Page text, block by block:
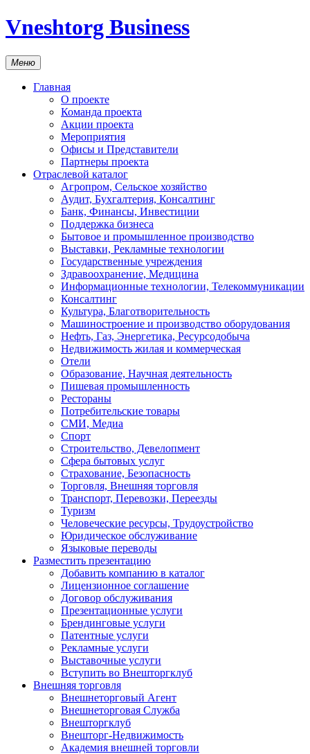
Vneshtorg Business
Меню
Главная
О проекте
Команда проекта
Акции проекта
Мероприятия
Офисы и Представители
Партнеры проекта
Отраслевой каталог
Агропром, Сельское хозяйство
Аудит, Бухгалтерия, Консалтинг
Банк, Финансы, Инвестиции
Поддержка бизнеса
Бытовое и промышленное производство
Выставки, Рекламные технологии
Государственные учреждения
Здравоохранение, Медицина
Информационные технологии, Телекоммуникации
Консалтинг
Культура, Благотворительность
Машиностроение и производство оборудования
Нефть, Газ, Энергетика, Ресурсодобыча
Недвижимость жилая и коммерческая
Отели
Образование, Научная деятельность
Пишевая промышленность
Рестораны
Потребительские товары
СМИ, Медиа
Спорт
Строительство, Девелопмент
Сфера бытовых услуг
Страхование, Безопасность
Торговля, Внешняя торговля
Транспорт, Перевозки, Переезды
Туризм
Человеческие ресурсы, Трудоустройство
Юридическое обслуживание
Языковые переводы
Разместить презентацию
Добавить компанию в каталог
Лицензионное соглашение
Договор обслуживания
Презентационные услуги
Брендинговые услуги
Патентные услуги
Рекламные услуги
Выставочные услуги
Вступить во Внешторгклуб
Внешняя торговля
Внешнеторговый Агент
Внешнеторговая Служба
Внешторгклуб
Внешторг-Недвижимость
Академия внешней торговли